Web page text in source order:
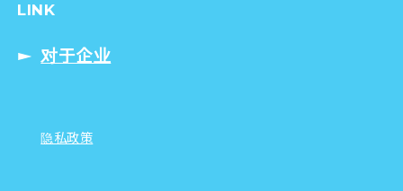
LINK
对于企业
隐私政策